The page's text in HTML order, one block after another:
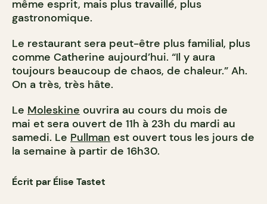
même esprit, mais plus travaillé, plus
gastronomique.
Le restaurant sera peut-être plus familial, plus
comme Catherine aujourd’hui. “Il y aura
toujours beaucoup de chaos, de chaleur.” Ah.
On a très, très hâte.
Le Moleskine ouvrira au cours du mois de
mai et sera ouvert de 11h à 23h du mardi au
samedi. Le Pullman est ouvert tous les jours de
la semaine à partir de 16h30.
Écrit par Élise Tastet